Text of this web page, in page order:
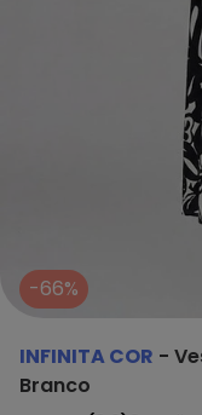
-66%
INFINITA COR -
Branco